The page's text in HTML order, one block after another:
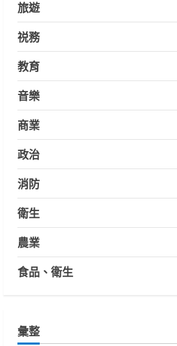
旅遊
祱務
教育
音樂
商業
政治
消防
衛生
農業
食品、衛生
彙整